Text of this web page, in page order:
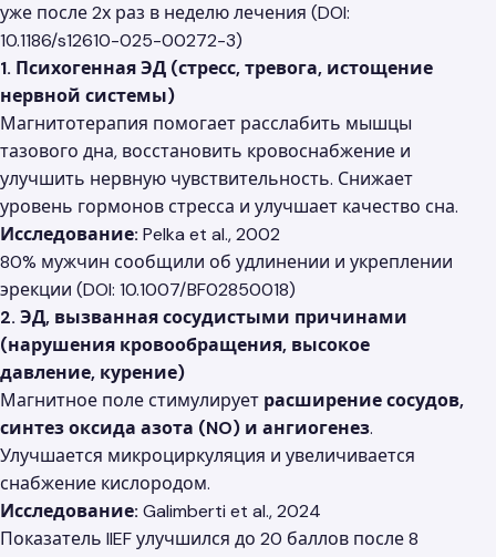
уже после 2х раз в неделю лечения (DOI:
10.1186/s12610-025-00272-3)
1. Психогенная ЭД (стресс, тревога, истощение
нервной системы)
Магнитотерапия помогает расслабить мышцы
тазового дна, восстановить кровоснабжение и
улучшить нервную чувствительность. Снижает
уровень гормонов стресса и улучшает качество сна.
Исследование: Pelka et al., 2002
80% мужчин сообщили об удлинении и укреплении
эрекции (DOI: 10.1007/BF02850018)
2. ЭД, вызванная сосудистыми причинами
(нарушения кровообращения, высокое
давление, курение)
Магнитное поле стимулирует расширение сосудов,
синтез оксида азота (NO) и ангиогенез.
Улучшается микроциркуляция и увеличивается
снабжение кислородом.
Исследование: Galimberti et al., 2024
Показатель IIEF улучшился до 20 баллов после 8